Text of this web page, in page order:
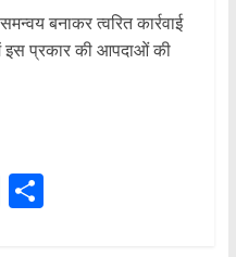
बनाकर त्वरित कार्रवाई
इस प्रकार की आपदाओं की
Li S